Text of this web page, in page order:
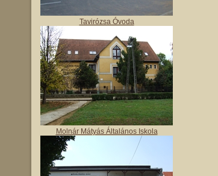
Tavirózsa Óvoda
Molnár Mátyás Általános Iskola